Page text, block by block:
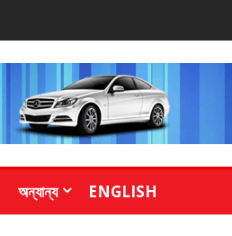
অন্যান্য ENGLISH